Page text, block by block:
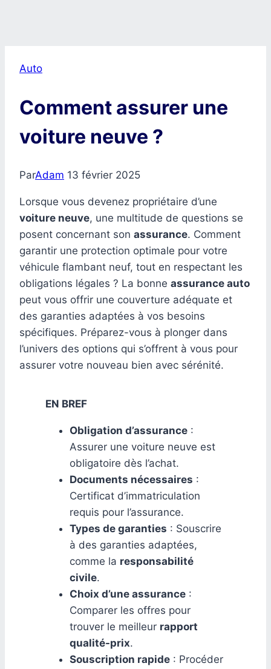
Auto
Comment assurer une
voiture neuve ?
ParAdam 13 février 2025
Lorsque vous devenez propriétaire d’une
voiture neuve, une multitude de questions se
posent concernant son assurance. Comment
garantir une protection optimale pour votre
véhicule flambant neuf, tout en respectant les
obligations légales ? La bonne assurance auto
peut vous offrir une couverture adéquate et
des garanties adaptées à vos besoins
spécifiques. Préparez-vous à plonger dans
l’univers des options qui s’offrent à vous pour
assurer votre nouveau bien avec sérénité.
EN BREF
Obligation d’assurance :
Assurer une voiture neuve est
obligatoire dès l’achat.
Documents nécessaires :
Certificat d’immatriculation
requis pour l’assurance.
Types de garanties : Souscrire
à des garanties adaptées,
comme la responsabilité
civile.
Choix d’une assurance :
Comparer les offres pour
trouver le meilleur rapport
qualité-prix.
Souscription rapide : Procéder